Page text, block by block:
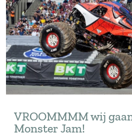
VROOMMMM wij
Monster Jam!